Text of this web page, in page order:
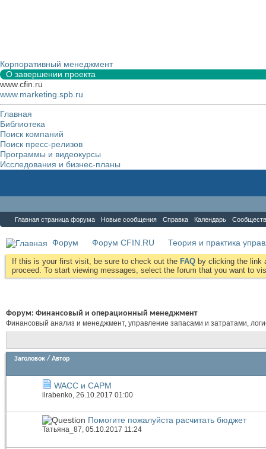
Корпоративный менеджмент
О завершении проекта
www.cfin.ru
www.marketing.spb.ru
Главная
Библиотека
Поиск компаний
Поиск пресс-релизов
Программы и видеокурсы
Исследования и бизнес-планы
Главная страница форума Новые сообщения Справка Календарь
Форум Форум CFIN.RU Теория и практика
If this is your first visit, be sure to check out the FAQ by clicking the link
proceed. To start viewing messages, select the forum that you want to
Форум: Финансовый и операционный менеджмент
Финансовый анализ и менеджмент, управление запасами и затратами,
Заголовок / Автор
WACC и CAPM
ilrabenko, 26.10.2017 01:00
Помогите пожалуйста расчитать бюджет
Татьяна_87, 05.10.2017 11:24